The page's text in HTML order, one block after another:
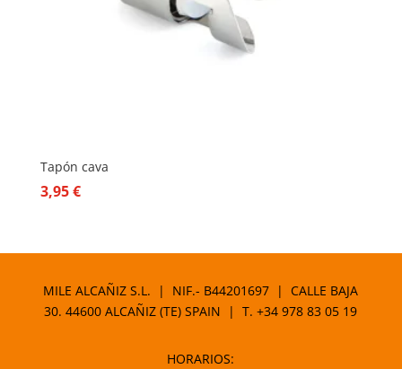
Tapón cava
3,95€
MILE ALCAÑIZ S.L. | NIF.- B44201697 | CALLE BAJA
30. 44600 ALCAÑIZ (TE) SPAIN | T.+34 978 83 05 19
HORARIOS: